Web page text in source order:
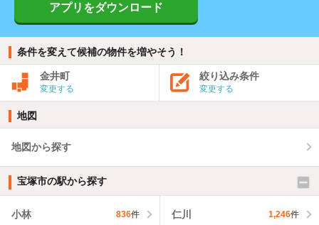
アプリをダウンロード
条件を変えて候補の物件を増やそう！
金井町
変更する
絞り込み条件
変更する
地図
地図から探す
宝塚市の駅から探す
小林 836件 仁川 1,246件